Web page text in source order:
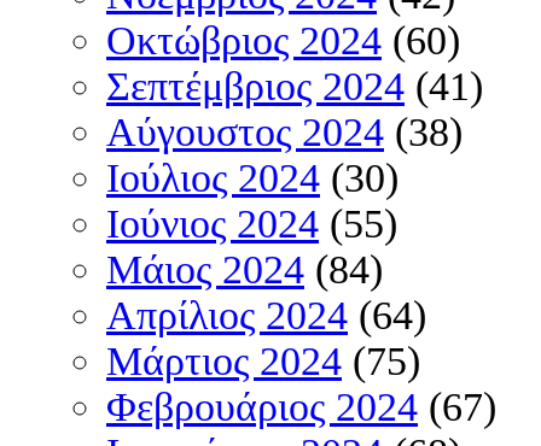
Οκτώβριος 2024 (60)
Σεπτέμβριος 2024 (41)
Αύγουστος 2024 (38)
Ιούλιος 2024 (30)
Ιούνιος 2024 (55)
Μάιος 2024 (84)
Απρίλιος 2024 (64)
Μάρτιος 2024 (75)
Φεβρουάριος 2024 (67)